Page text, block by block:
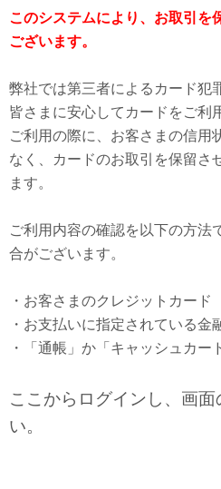
このシステムにより、お取引を
ございます。
弊社では第三者によるカード犯
皆さまに安心してカードをご利
ご利用の際に、お客さまの信用
なく、カードのお取引を保留さ
ます。
ご利用内容の確認を以下の方法
合がございます。
・お客さまのクレジットカード
・お支払いに指定されている金
・「通帳」か「キャッシュカー
ここからログインし、画
い。